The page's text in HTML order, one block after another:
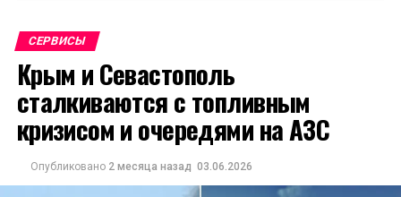
СЕРВИСЫ
Крым и Севастополь
сталкиваются с топливным
кризисом и очередями на АЗС
Опубликовано 2 месяца назад 03.06.2026